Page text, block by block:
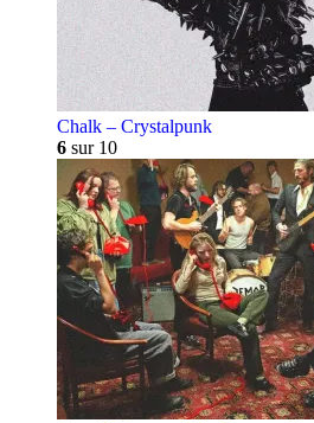
Chalk – Crystalpunk
6 sur 10